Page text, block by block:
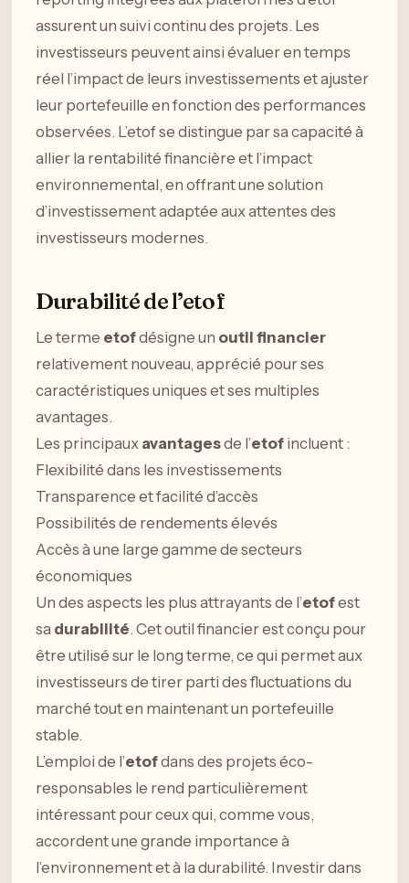
assurent un suivi continu des projets. Les
investisseurs peuvent ainsi évaluer en temps
réel l’impact de leurs investissements et ajuster
leur portefeuille en fonction des performances
observées. L’etof se distingue par sa capacité à
allier la rentabilité financière et l’impact
environnemental, en offrant une solution
d’investissement adaptée aux attentes des
investisseurs modernes.
Durabilité de l’etof
Le terme etofdésigne un outil financier
relativement nouveau, apprécié pour ses
caractéristiques uniques et ses multiples
avantages.
Les principaux avantagesde l’etof incluent :
Flexibilité dans les investissements
Transparence et facilité d’accès
Possibilités de rendements élevés
Accès à une large gamme de secteurs
économiques
Un des aspects les plus attrayants de l’etofest
sa durabilité. Cet outil financier est conçu pour
être utilisé sur le long terme, ce qui permet aux
investisseurs de tirer parti des fluctuations du
marché tout en maintenant un portefeuille
stable.
L’emploi de l’etofdans des projets éco-
responsables le rend particulièrement
intéressant pour ceux qui, comme vous,
accordent une grande importance à
l’environnement et à la durabilité. Investir dans